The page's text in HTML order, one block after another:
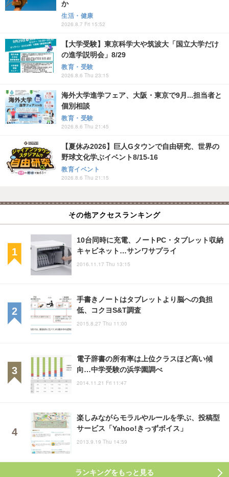
か
生活・健康
2026.8.7 Fri 15:52
【大学受験】東京科学大や筑波大「国立大学だけ
の進学説明会」8/29
教育・受験
2026.8.6 Thu 23:15
海外大学進学フェア、大阪・東京で9月...担当者と
個別相談
教育・受験
2026.8.6 Thu 21:45
【夏休み2026】巨人Gタウンで自由研究、世界の
野球文化学ぶイベント8/15-16
教育イベント
2026.8.6 Thu 21:15
その他アクセスランキング
10台同時に充電、ノートPC・タブレット収納
キャビネット…サンワサプライ
2016.11.17 Thu 13:15
手書きノートはタブレットより脳への負担
低、コクヨS&T調査
2015.8.27 Thu 11:00
電子辞書の所有率は上位クラスほど高い傾
向…中学受験の浜学園調べ
2014.11.21 Fri 11:47
楽しみながらモラルやルールを学ぶ、投稿型
サービス「Yahoo!きっずボイス」
2013.9.19 Thu 14:59
ランキングをもっと見る